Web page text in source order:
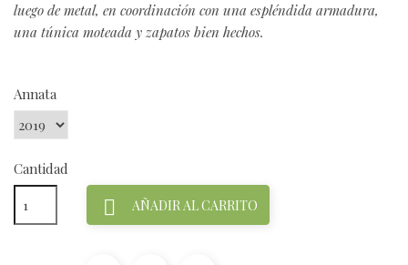
luego de metal, en coordinación con una espléndida armadura,
una túnica moteada y zapatos bien hechos.
Annata
Cantidad
 AÑADIR AL CARRITO